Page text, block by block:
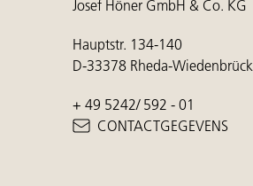
Josef Höner GmbH & Co. KG
Hauptstr. 134-140
D-33378 Rheda-Wiedenbrück
+ 49 5242/ 592 - 01
CONTACTGEGEVENS